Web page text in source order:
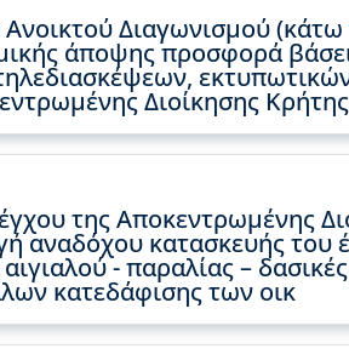
Διαγωνισμού
άποψης προσφορά
Διοίκησης
της Αποκεντρωμένης
αναδόχου κατασκευής
- παραλίας –
κατεδάφισης των οικ